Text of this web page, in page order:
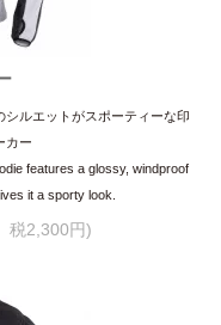
ルエットがスポーティーな印
カー
features a glossy, windproof
it a sporty look.
税2,300円)